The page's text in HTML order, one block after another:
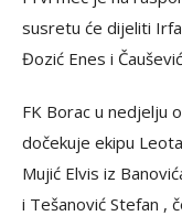
susretu će dijeliti
Đozić Enes i
FK Borac u nedjelju
dočekuje ekipu
Mujić Elvis iz
i Tešanović Stefan ,